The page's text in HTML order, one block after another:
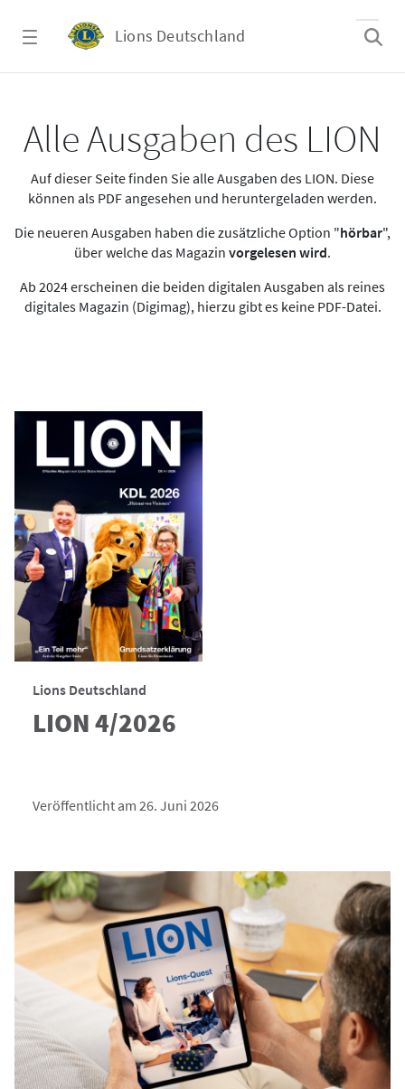
Lions Deutschland
Alle Ausgaben des LION
Auf dieser Seite finden Sie alle Ausgaben des LION. Diese
können als PDF angesehen und heruntergeladen werden.
Die neueren Ausgaben haben die zusätzliche Option "hörbar",
über welche das Magazin vorgelesen wird.
Ab 2024 erscheinen die beiden digitalen Ausgaben als reines
digitales Magazin (Digimag), hierzu gibt es keine PDF-Datei.
Lions Deutschland
LION 4/2026
Veröffentlicht am 26. Juni 2026